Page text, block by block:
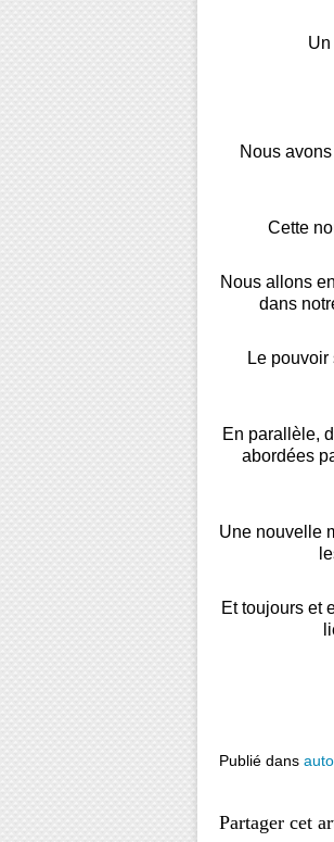
Un
Nous
Cette
Nous allons
dans
Le pouvoir
En parallèle,
abordées
Une nouvelle
Et toujours et
Publié dans
Partager cet